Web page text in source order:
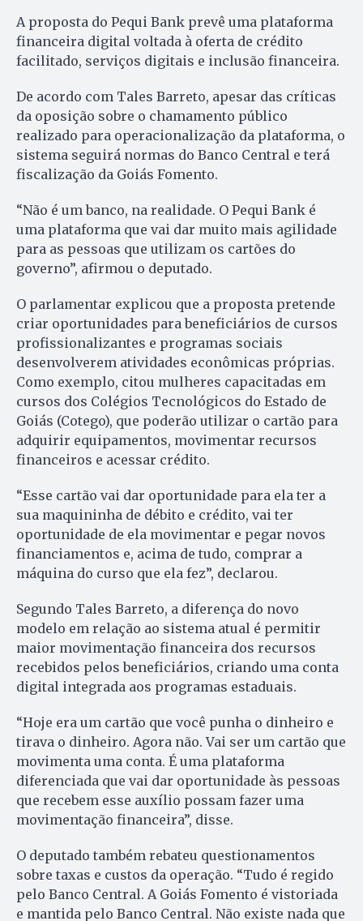
A proposta do Pequi Bank prevê uma plataforma
financeira digital voltada à oferta de crédito
facilitado, serviços digitais e inclusão financeira.
De acordo com Tales Barreto, apesar das críticas
da oposição sobre o chamamento público
realizado para operacionalização da plataforma, o
sistema seguirá normas do Banco Central e terá
fiscalização da Goiás Fomento.
“Não é um banco, na realidade. O Pequi Bank é
uma plataforma que vai dar muito mais agilidade
para as pessoas que utilizam os cartões do
governo”, afirmou o deputado.
O parlamentar explicou que a proposta pretende
criar oportunidades para beneficiários de cursos
profissionalizantes e programas sociais
desenvolverem atividades econômicas próprias.
Como exemplo, citou mulheres capacitadas em
cursos dos Colégios Tecnológicos do Estado de
Goiás (Cotego), que poderão utilizar o cartão para
adquirir equipamentos, movimentar recursos
financeiros e acessar crédito.
“Esse cartão vai dar oportunidade para ela ter a
sua maquininha de débito e crédito, vai ter
oportunidade de ela movimentar e pegar novos
financiamentos e, acima de tudo, comprar a
máquina do curso que ela fez”, declarou.
Segundo Tales Barreto, a diferença do novo
modelo em relação ao sistema atual é permitir
maior movimentação financeira dos recursos
recebidos pelos beneficiários, criando uma conta
digital integrada aos programas estaduais.
“Hoje era um cartão que você punha o dinheiro e
tirava o dinheiro. Agora não. Vai ser um cartão que
movimenta uma conta. É uma plataforma
diferenciada que vai dar oportunidade às pessoas
que recebem esse auxílio possam fazer uma
movimentação financeira”, disse.
O deputado também rebateu questionamentos
sobre taxas e custos da operação. “Tudo é regido
pelo Banco Central. A Goiás Fomento é vistoriada
e mantida pelo Banco Central. Não existe nada que